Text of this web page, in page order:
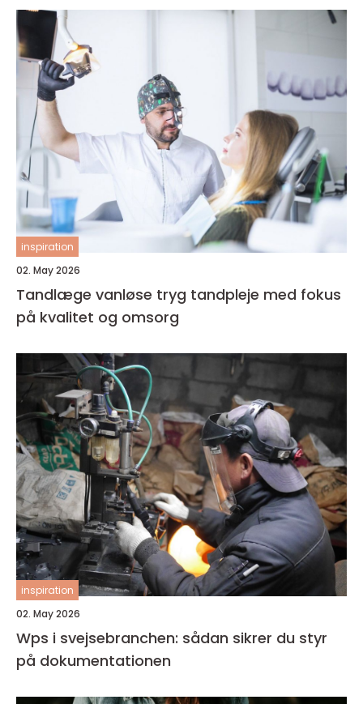
inspiration
02. May 2026
Tandlæge vanløse tryg tandpleje med fokus
på kvalitet og omsorg
inspiration
02. May 2026
Wps i svejsebranchen: sådan sikrer du styr
på dokumentationen